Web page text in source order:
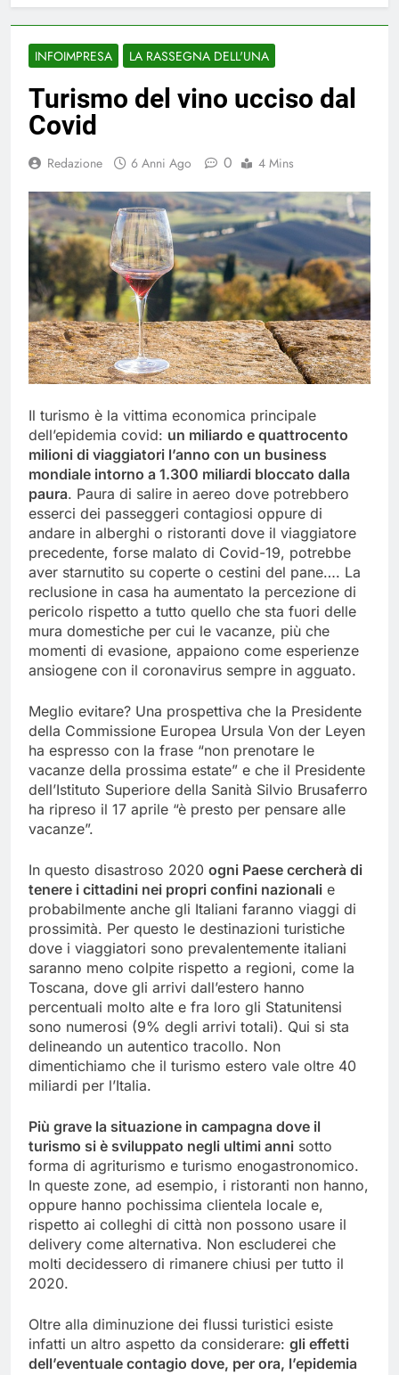
INFOIMPRESA LA RASSEGNA DELL'UNA
Turismo del vino ucciso dal
Covid
Redazione 6 Anni Ago 0 4 Mins
Il turismo è la vittima economica principale
dell’epidemia covid: un miliardo e quattrocento
milioni di viaggiatori l’anno con un business
mondiale intorno a 1.300 miliardi bloccato dalla
paura. Paura di salire in aereo dove potrebbero
esserci dei passeggeri contagiosi oppure di
andare in alberghi o ristoranti dove il viaggiatore
precedente, forse malato di Covid-19, potrebbe
aver starnutito su coperte o cestini del pane…. La
reclusione in casa ha aumentato la percezione di
pericolo rispetto a tutto quello che sta fuori delle
mura domestiche per cui le vacanze, più che
momenti di evasione, appaiono come esperienze
ansiogene con il coronavirus sempre in agguato.
Meglio evitare? Una prospettiva che la Presidente
della Commissione Europea Ursula Von der Leyen
ha espresso con la frase “non prenotare le
vacanze della prossima estate” e che il Presidente
dell’Istituto Superiore della Sanità Silvio Brusaferro
ha ripreso il 17 aprile “è presto per pensare alle
vacanze”.
In questo disastroso 2020 ogni Paese cercherà di
tenere i cittadini nei propri confini nazionali e
probabilmente anche gli Italiani faranno viaggi di
prossimità. Per questo le destinazioni turistiche
dove i viaggiatori sono prevalentemente italiani
saranno meno colpite rispetto a regioni, come la
Toscana, dove gli arrivi dall’estero hanno
percentuali molto alte e fra loro gli Statunitensi
sono numerosi (9% degli arrivi totali). Qui si sta
delineando un autentico tracollo. Non
dimentichiamo che il turismo estero vale oltre 40
miliardi per l’Italia.
Più grave la situazione in campagna dove il
turismo si è sviluppato negli ultimi anni sotto
forma di agriturismo e turismo enogastronomico.
In queste zone, ad esempio, i ristoranti non hanno,
oppure hanno pochissima clientela locale e,
rispetto ai colleghi di città non possono usare il
delivery come alternativa. Non escluderei che
molti decidessero di rimanere chiusi per tutto il
2020.
Oltre alla diminuzione dei flussi turistici esiste
infatti un altro aspetto da considerare: gli effetti
dell’eventuale contagio dove, per ora, l’epidemia